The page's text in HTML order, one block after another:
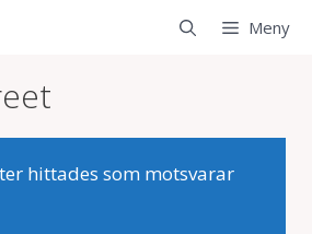
Meny
hittades som motsvarar